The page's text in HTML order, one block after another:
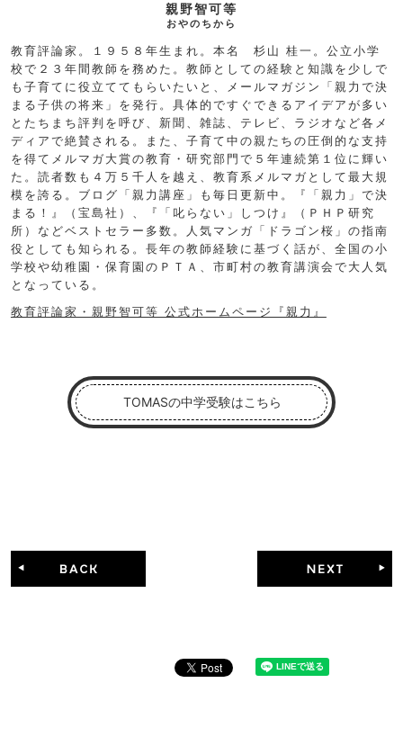
親野智可等
おやのちから
教育評論家。１９５８年生まれ。本名 杉山 桂一。公立小学
校で２３年間教師を務めた。教師としての経験と知識を少しで
も子育てに役立ててもらいたいと、メールマガジン「親力で決
まる子供の将来」を発行。具体的ですぐできるアイデアが多い
とたちまち評判を呼び、新聞、雑誌、テレビ、ラジオなど各メ
ディアで絶賛される。また、子育て中の親たちの圧倒的な支持
を得てメルマガ大賞の教育・研究部門で５年連続第１位に輝い
た。読者数も４万５千人を越え、教育系メルマガとして最大規
模を誇る。ブログ「親力講座」も毎日更新中。『「親力」で決
まる！』（宝島社）、『「叱らない」しつけ』（ＰＨＰ研究
所）などベストセラー多数。人気マンガ「ドラゴン桜」の指南
役としても知られる。長年の教師経験に基づく話が、全国の小
学校や幼稚園・保育園のＰＴＡ、市町村の教育講演会で大人気
となっている。
教育評論家・親野智可等 公式ホームページ『親力』
TOMASの中学受験はこちら